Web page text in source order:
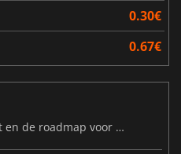
0.30€
0.67€
MARVEL Tōkon gaat van start en de roadmap voor jaar 1 is bekendgemaakt